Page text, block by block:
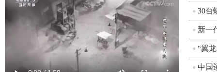
30台
新一
“翼
中国